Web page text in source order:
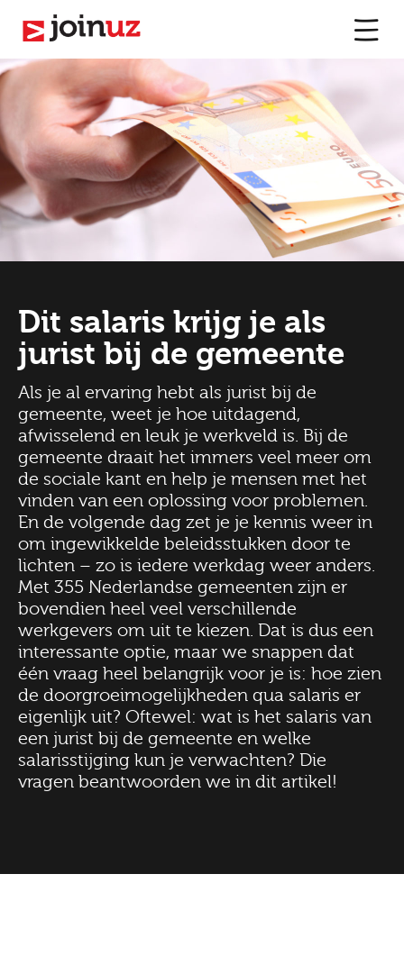
Dit salaris krijg je als
jurist bij de gemeente
Als je al ervaring hebt als jurist bij de
gemeente, weet je hoe uitdagend,
afwisselend en leuk je werkveld is. Bij de
gemeente draait het immers veel meer om
de sociale kant en help je mensen met het
vinden van een oplossing voor problemen.
En de volgende dag zet je je kennis weer in
om ingewikkelde beleidsstukken door te
lichten – zo is iedere werkdag weer anders.
Met 355 Nederlandse gemeenten zijn er
bovendien heel veel verschillende
werkgevers om uit te kiezen. Dat is dus een
interessante optie, maar we snappen dat
één vraag heel belangrijk voor je is: hoe zien
de doorgroeimogelijkheden qua salaris er
eigenlijk uit? Oftewel: wat is het salaris van
een jurist bij de gemeente en welke
salarisstijging kun je verwachten? Die
vragen beantwoorden we in dit artikel!